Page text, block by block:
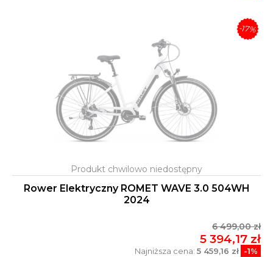
Rower Elektryczny ROMET WAVE 3.0 504WH
2024
6 499,00 zł
5 394,17 zł
Najniższa cena: 5 459,16 zł -1%
-17%